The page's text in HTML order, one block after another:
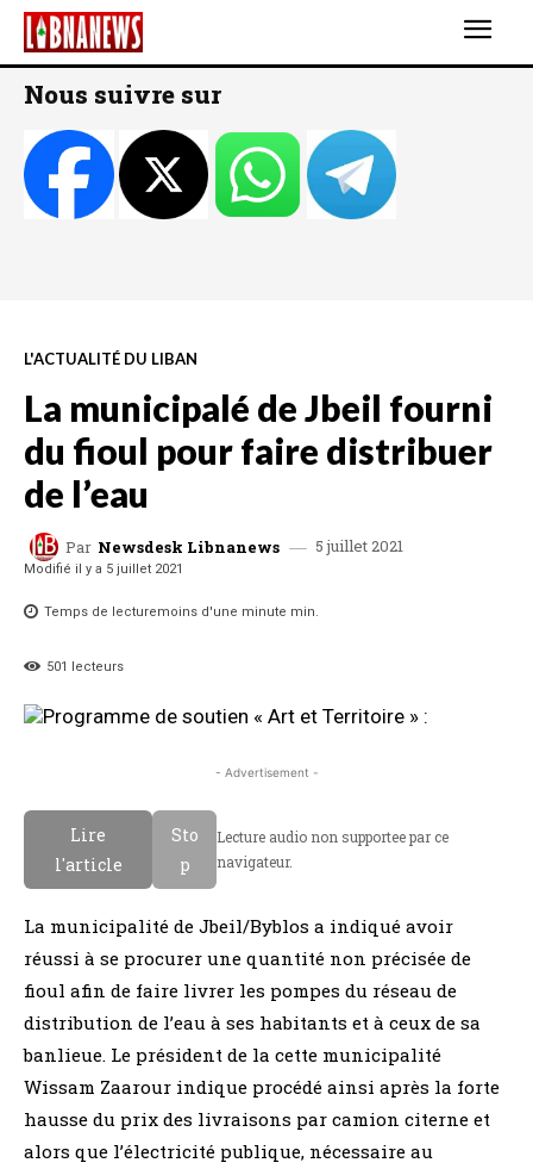
Nous suivre sur
L'ACTUALITÉ DU LIBAN
La municipalé de Jbeil fourni
du fioul pour faire distribuer
de l’eau
Par Newsdesk Libnanews 5 juillet 2021
Modifié il y a 5 juillet 2021
Temps de lecturemoins d'une minute min.
501 lecteurs
- Advertisement -
Lire
l'article
Sto
p
Lecture audio non supportee par ce
navigateur.
La municipalité de Jbeil/Byblos a indiqué avoir
réussi à se procurer une quantité non précisée de
fioul afin de faire livrer les pompes du réseau de
distribution de l’eau à ses habitants et à ceux de sa
banlieue. Le président de la cette municipalité
Wissam Zaarour indique procédé ainsi après la forte
hausse du prix des livraisons par camion citerne et
alors que l’électricité publique, nécessaire au